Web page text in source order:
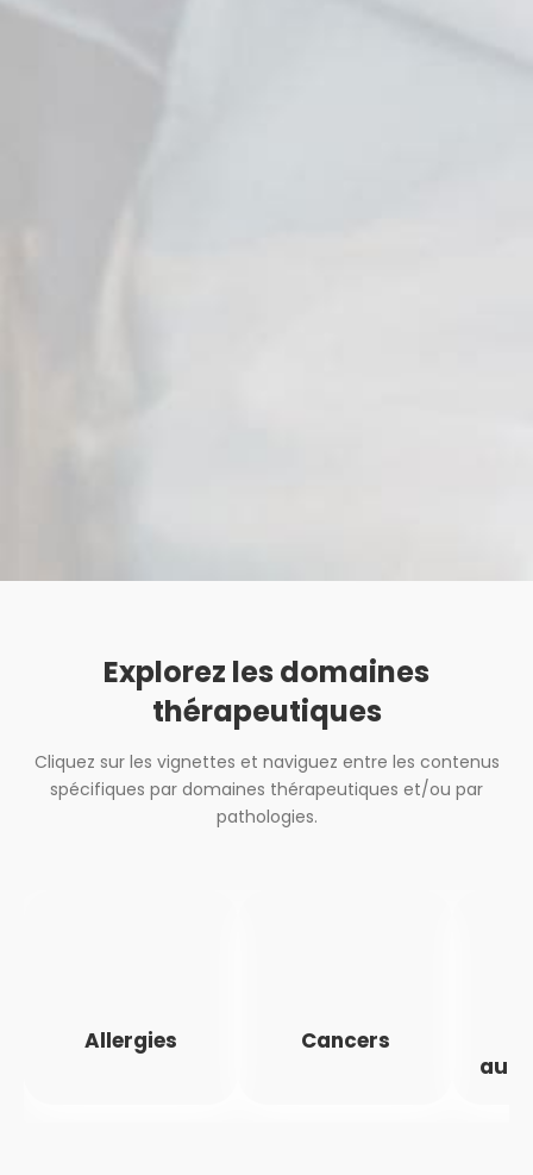
Explorez les domaines
thérapeutiques
Cliquez sur les vignettes et naviguez entre les contenus
spécifiques par domaines thérapeutiques et/ou par
pathologies.
Allergies Cancers